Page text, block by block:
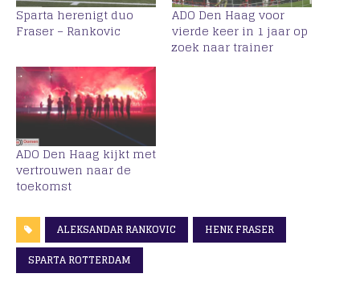
Sparta herenigt duo
Fraser – Rankovic
ADO Den Haag voor
vierde keer in 1 jaar op
zoek naar trainer
ADO Den Haag kijkt met
vertrouwen naar de
toekomst
ALEKSANDAR RANKOVIC
HENK FRASER
SPARTA ROTTERDAM